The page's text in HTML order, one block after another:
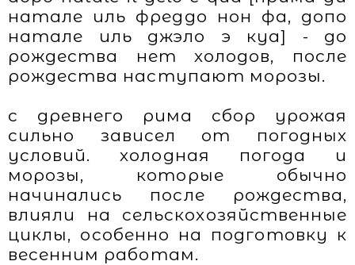
натале иль фреддо нон фа, допо
натале иль джэло э куа] - до
рождества нет холодов, после
рождества наступают морозы.
с древнего рима сбор урожая
сильно зависел от погодных
условий. холодная погода и
морозы, которые обычно
начинались после рождества,
влияли на сельскохозяйственные
циклы, особенно на подготовку к
весенним работам.